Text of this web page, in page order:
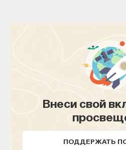
Внеси свой
ПОДДЕРЖАТЬ